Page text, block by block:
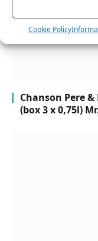
Cookie Policy
Chanson Pere
(box 3 x 0,75l)